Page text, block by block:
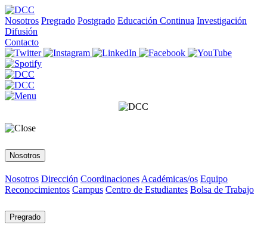
Nosotros Pregrado Postgrado Educación Continua Investigación
Difusión
Contacto
Nosotros
Nosotros Dirección Coordinaciones Académicas/os Equipo
Reconocimientos Campus Centro de Estudiantes Bolsa de Trabajo
Pregrado